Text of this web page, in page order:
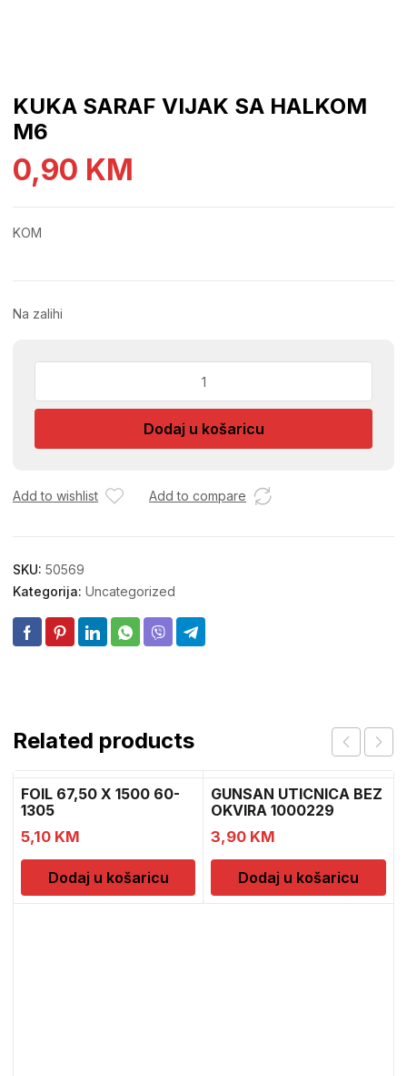
KUKA SARAF VIJAK SA HALKOM
M6
0,90 KM
KOM
Na zalihi
VIJAK
HALKOM
količina
Dodaj u košaricu
Add to wishlist Add to compare
SKU: 50569
Kategorija: Uncategorized
Related products
FOIL 67,50 X 1500 60-
1305
5,10 KM
Dodaj u košaricu
GUNSAN UTICNICA BEZ
OKVIRA 1000229
3,90 KM
Dodaj u košaricu